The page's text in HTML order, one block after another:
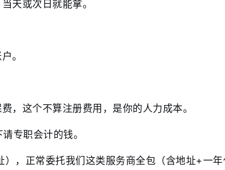
天或次日就能拿。
。
，这个不算注册费用，是你的人力成本。
专职会计的钱。
，正常委托我们这类服务商全包（含地址+一